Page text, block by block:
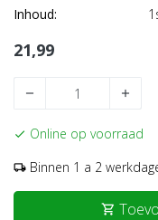
Inhoud:
21,99
remove add
check Online op voorraad
local_shipping Binnen 1 a 2
shopping_cart